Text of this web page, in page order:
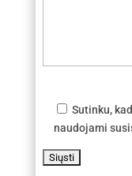
Sutinku,
naudojami